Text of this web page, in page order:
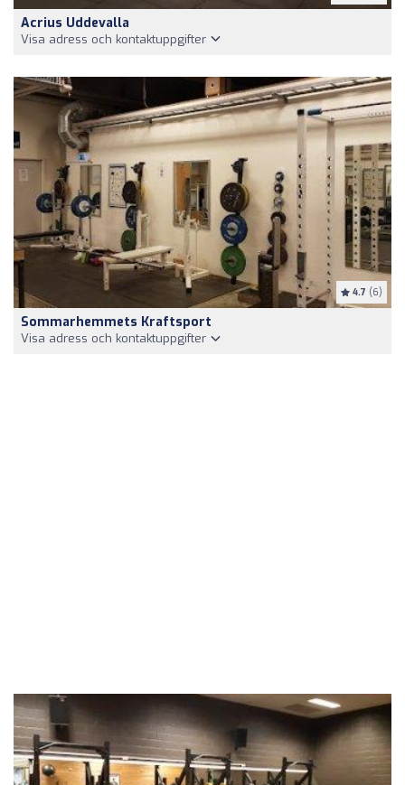
Acrius Uddevalla
Visa adress och kontaktuppgifter
4.7 (6)
Sommarhemmets Kraftsport
Visa adress och kontaktuppgifter